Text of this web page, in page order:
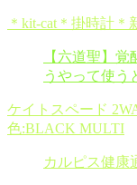
＊kit-cat＊掛時計＊
【六道聖】
うやって使う
ケイトスペード
色:BLACK MULTI
カルピス健康